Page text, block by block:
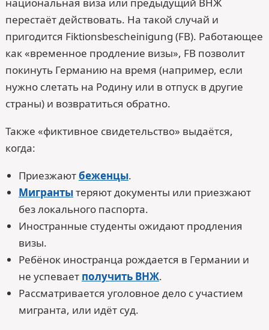
национальная виза или предыдущий ВНЖ
перестаёт действовать. На такой случай и
пригодится Fiktionsbescheinigung (FB). Работающее
как «временное продление визы», FB позволит
покинуть Германию на время (например, если
нужно слетать на Родину или в отпуск в другие
страны) и возвратиться обратно.
Также «фиктивное свидетельство» выдаётся,
когда:
Приезжаютбеженцы.
Мигрантытеряют документы или приезжают
без локального паспорта.
Иностранные студенты ожидают продления
визы.
Ребёнок иностранца рождается в Германии и
не успевает получить ВНЖ.
Рассматривается уголовное дело с участием
мигранта, или идёт суд.